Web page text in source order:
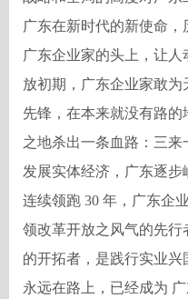
广东在新时代的新使命
广东企业家的头上，让
放初期，广东企业家敢
先锋，在本来就没有路
之地杀出一条血路：三来
发展实体经济，广东逐
连续领跑 30 年，广东企
领改革开放之风气的先
的开拓者，是践行实业
永远在路上，已经成为